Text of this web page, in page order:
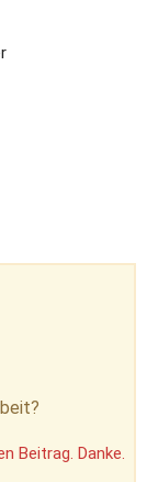
Beitrag. Danke.